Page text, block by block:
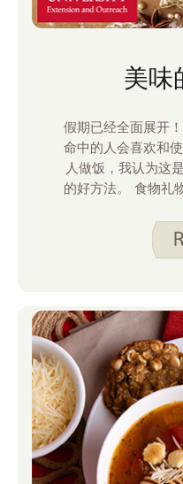
美味
假期已经全面展开
命中的人会喜欢和
人做饭，我认为这
的好方法。 食物礼